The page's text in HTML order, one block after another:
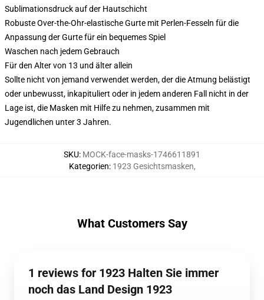
Sublimationsdruck auf der Hautschicht
Robuste Over-the-Ohr-elastische Gurte mit Perlen-Fesseln für die
Anpassung der Gurte für ein bequemes Spiel
Waschen nach jedem Gebrauch
Für den Alter von 13 und älter allein
Sollte nicht von jemand verwendet werden, der die Atmung belästigt
oder unbewusst, inkapituliert oder in jedem anderen Fall nicht in der
Lage ist, die Masken mit Hilfe zu nehmen, zusammen mit
Jugendlichen unter 3 Jahren.
SKU: MOCK-face-masks-1746611891
Kategorien: 1923 Gesichtsmasken,
What Customers Say
1 reviews for 1923 Halten Sie immer
noch das Land Design 1923